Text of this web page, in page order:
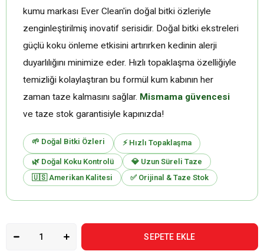
kumu markası Ever Clean'in doğal bitki özleriyle
zenginleştirilmiş inovatif serisidir. Doğal bitki ekstreleri
güçlü koku önleme etkisini artırırken kedinin alerji
duyarlılığını minimize eder. Hızlı topaklaşma özelliğiyle
temizliği kolaylaştıran bu formül kum kabının her
zaman taze kalmasını sağlar. Mismama güvencesi
ve taze stok garantisiyle kapınızda!
🌱 Doğal Bitki Özleri ⚡ Hızlı Topaklaşma
🌿 Doğal Koku Kontrolü
💎 Uzun Süreli Taze
🇺🇸 Amerikan Kalitesi
✅ Orijinal & Taze Stok